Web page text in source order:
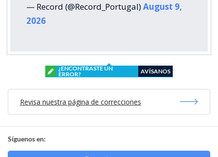
— Record (@Record_Portugal)August 9,
2026
¿ENCONTRASTE UN
ERROR?
AVÍSANOS
Revisa nuestra página de correcciones
Síguenos en: